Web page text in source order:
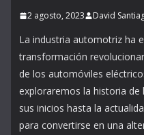
2 agosto, 2023 David
La industria automotriz ha
transformación
de los automóviles
exploraremos la historia de
sus inicios hasta la
para convertirse en una